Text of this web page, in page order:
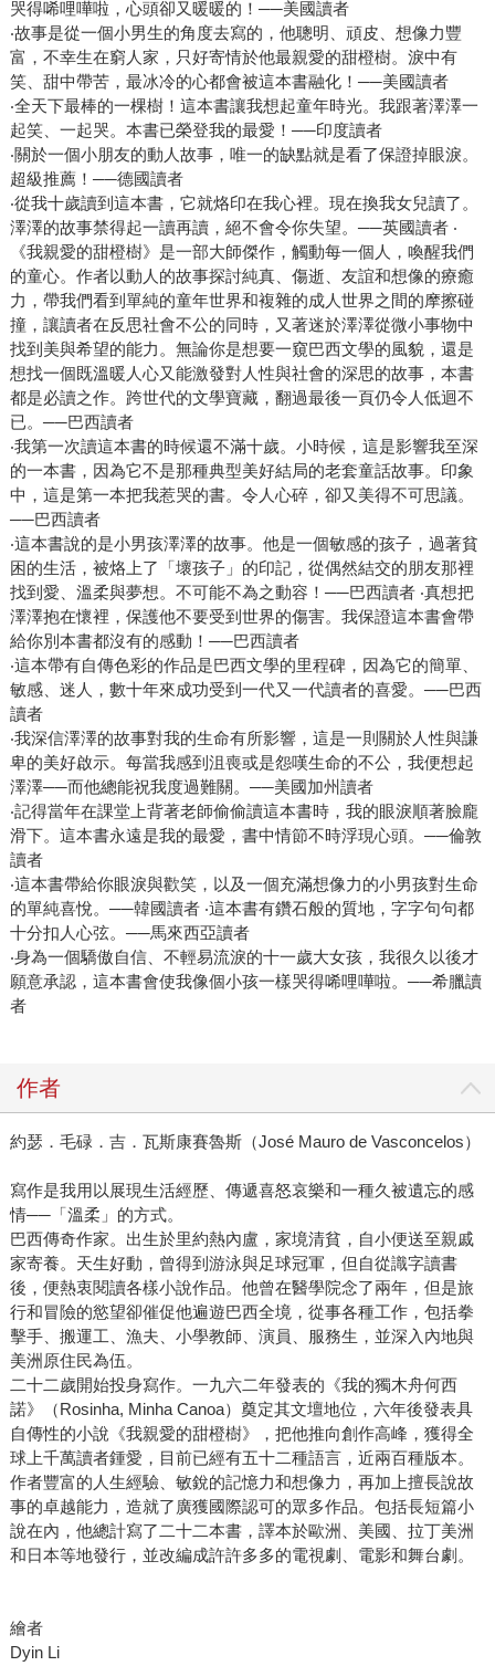
哭得唏哩嘩啦，心頭卻又暖暖的！──美國讀者
‧故事是從一個小男生的角度去寫的，他聰明、頑皮、想像力豐
富，不幸生在窮人家，只好寄情於他最親愛的甜橙樹。淚中有
笑、甜中帶苦，最冰冷的心都會被這本書融化！──美國讀者
‧全天下最棒的一棵樹！這本書讓我想起童年時光。我跟著澤澤一
起笑、一起哭。本書已榮登我的最愛！──印度讀者
‧關於一個小朋友的動人故事，唯一的缺點就是看了保證掉眼淚。
超級推薦！──德國讀者
‧從我十歲讀到這本書，它就烙印在我心裡。現在換我女兒讀了。
澤澤的故事禁得起一讀再讀，絕不會令你失望。──英國讀者 ‧
《我親愛的甜橙樹》是一部大師傑作，觸動每一個人，喚醒我們
的童心。作者以動人的故事探討純真、傷逝、友誼和想像的療癒
力，帶我們看到單純的童年世界和複雜的成人世界之間的摩擦碰
撞，讓讀者在反思社會不公的同時，又著迷於澤澤從微小事物中
找到美與希望的能力。無論你是想要一窺巴西文學的風貌，還是
想找一個既溫暖人心又能激發對人性與社會的深思的故事，本書
都是必讀之作。跨世代的文學寶藏，翻過最後一頁仍令人低迴不
已。──巴西讀者
‧我第一次讀這本書的時候還不滿十歲。小時候，這是影響我至深
的一本書，因為它不是那種典型美好結局的老套童話故事。印象
中，這是第一本把我惹哭的書。令人心碎，卻又美得不可思議。
──巴西讀者
‧這本書說的是小男孩澤澤的故事。他是一個敏感的孩子，過著貧
困的生活，被烙上了「壞孩子」的印記，從偶然結交的朋友那裡
找到愛、溫柔與夢想。不可能不為之動容！──巴西讀者 ‧真想把
澤澤抱在懷裡，保護他不要受到世界的傷害。我保證這本書會帶
給你別本書都沒有的感動！──巴西讀者
‧這本帶有自傳色彩的作品是巴西文學的里程碑，因為它的簡單、
敏感、迷人，數十年來成功受到一代又一代讀者的喜愛。──巴西
讀者
‧我深信澤澤的故事對我的生命有所影響，這是一則關於人性與謙
卑的美好啟示。每當我感到沮喪或是怨嘆生命的不公，我便想起
澤澤──而他總能祝我度過難關。──美國加州讀者
‧記得當年在課堂上背著老師偷偷讀這本書時，我的眼淚順著臉龐
滑下。這本書永遠是我的最愛，書中情節不時浮現心頭。──倫敦
讀者
‧這本書帶給你眼淚與歡笑，以及一個充滿想像力的小男孩對生命
的單純喜悅。──韓國讀者 ‧這本書有鑽石般的質地，字字句句都
十分扣人心弦。──馬來西亞讀者
‧身為一個驕傲自信、不輕易流淚的十一歲大女孩，我很久以後才
願意承認，這本書會使我像個小孩一樣哭得唏哩嘩啦。──希臘讀
者
作者
約瑟．毛碌．吉．瓦斯康賽魯斯（José Mauro de Vasconcelos）
寫作是我用以展現生活經歷、傳遞喜怒哀樂和一種久被遺忘的感
情──「溫柔」的方式。
巴西傳奇作家。出生於里約熱內盧，家境清貧，自小便送至親戚
家寄養。天生好動，曾得到游泳與足球冠軍，但自從識字讀書
後，便熱衷閱讀各樣小說作品。他曾在醫學院念了兩年，但是旅
行和冒險的慾望卻催促他遍遊巴西全境，從事各種工作，包括拳
擊手、搬運工、漁夫、小學教師、演員、服務生，並深入內地與
美洲原住民為伍。
二十二歲開始投身寫作。一九六二年發表的《我的獨木舟何西
諾》（Rosinha, Minha Canoa）奠定其文壇地位，六年後發表具
自傳性的小說《我親愛的甜橙樹》，把他推向創作高峰，獲得全
球上千萬讀者鍾愛，目前已經有五十二種語言，近兩百種版本。
作者豐富的人生經驗、敏銳的記憶力和想像力，再加上擅長說故
事的卓越能力，造就了廣獲國際認可的眾多作品。包括長短篇小
說在內，他總計寫了二十二本書，譯本於歐洲、美國、拉丁美洲
和日本等地發行，並改編成許許多多的電視劇、電影和舞台劇。
繪者
Dyin Li